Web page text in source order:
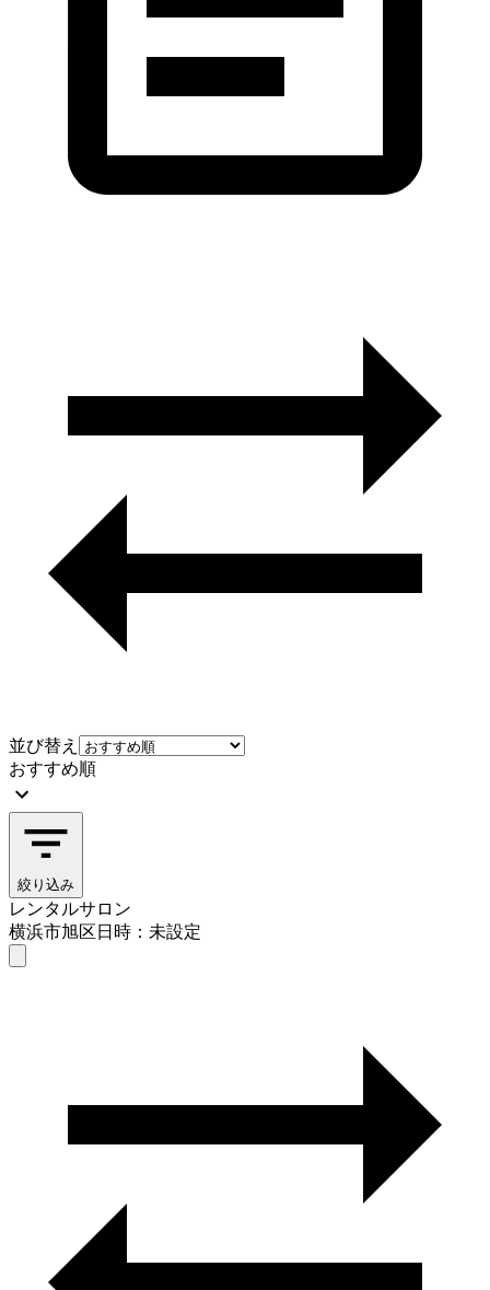
並び替え
おすすめ順
絞り込み
レンタルサロン
横浜市旭区日時：未設定